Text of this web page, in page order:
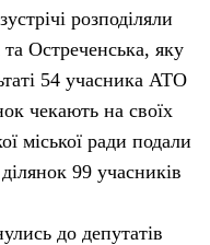
розподіляли
Остреченська, яку
54 учасника АТО
чекають на своїх
міської ради подали
99 учасників
до депутатів